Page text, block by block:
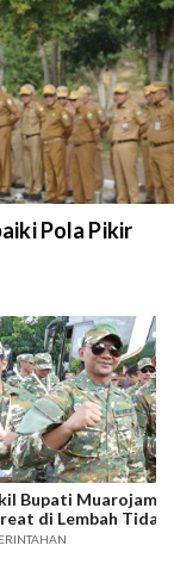
Pola Pikir
Bupati
di Lembah Tidar